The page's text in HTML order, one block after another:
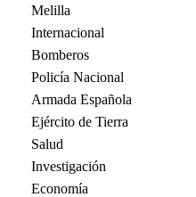
Melilla
Internacional
Bomberos
Policía Nacional
Armada Española
Ejército de Tierra
Salud
Investigación
Economía